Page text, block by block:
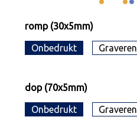
romp (30x5mm)
Onbedrukt Graveren
dop (70x5mm)
Onbedrukt Graveren